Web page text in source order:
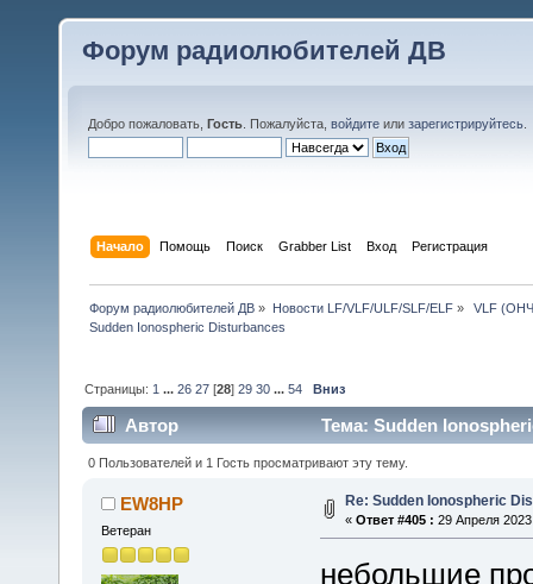
Форум радиолюбителей ДВ
Добро пожаловать, Гость . Пожалуйста, войдите или зарегистрируйтесь
Начало Помощь Поиск Grabber List Вход Регистрация
Форум радиолюбителей ДВ » Новости LF/VLF/ULF/SLF/ELF»
VLF (ОНЧ
Sudden Ionospheric Disturbances
Страницы: 1 ...26 27 [28]29 30 ...54 Вниз
Автор Тема: Sudden
0 Пользователей и 1 Гость просматривают эту тему.
EW8HP
Ветеран
Re: Sudden Ionospheric
« Ответ #405 : 29 Апреля
небольшие